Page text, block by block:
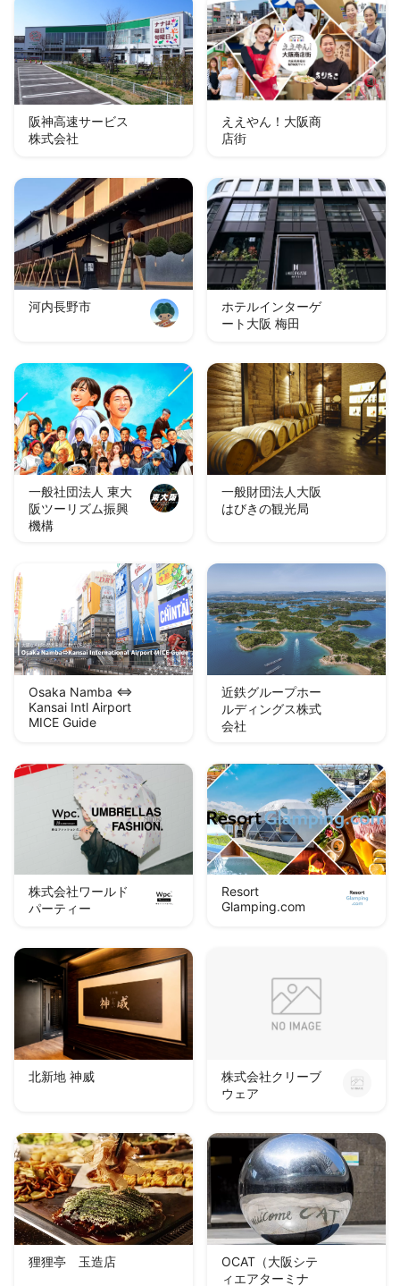
阪神高速サービス
株式会社
ええやん！大阪商
店街
河内長野市
ホテルインターゲ
ート大阪 梅田
一般社団法人 東大
阪ツーリズム振興
機構
一般財団法人大阪
はびきの観光局
Osaka Namba ⇔
Kansai Intl Airport
MICE Guide
近鉄グループホー
ルディングス株式
会社
株式会社ワールド
パーティー
Resort
Glamping.com
北新地 神威
株式会社クリーブ
ウェア
狸狸亭 玉造店
OCAT（大阪シテ
ィエアターミナ